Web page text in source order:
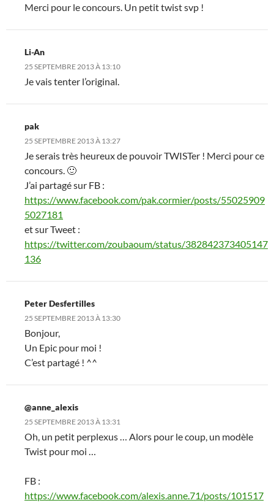
Merci pour le concours. Un petit twist svp !
Li-An
25 SEPTEMBRE 2013 À 13:10
Je vais tenter l’original.
pak
25 SEPTEMBRE 2013 À 13:27
Je serais très heureux de pouvoir TWISTer ! Merci pour ce
concours. 🙂
J’ai partagé sur FB :
https://www.facebook.com/pak.cormier/posts/55025909
5027181
et sur Tweet :
https://twitter.com/zoubaoum/status/382842373405147
136
Peter Desfertilles
25 SEPTEMBRE 2013 À 13:30
Bonjour,
Un Epic pour moi !
C’est partagé ! ^^
@anne_alexis
25 SEPTEMBRE 2013 À 13:31
Oh, un petit perplexus … Alors pour le coup, un modèle
Twist pour moi …
FB :
https://www.facebook.com/alexis.anne.71/posts/101517